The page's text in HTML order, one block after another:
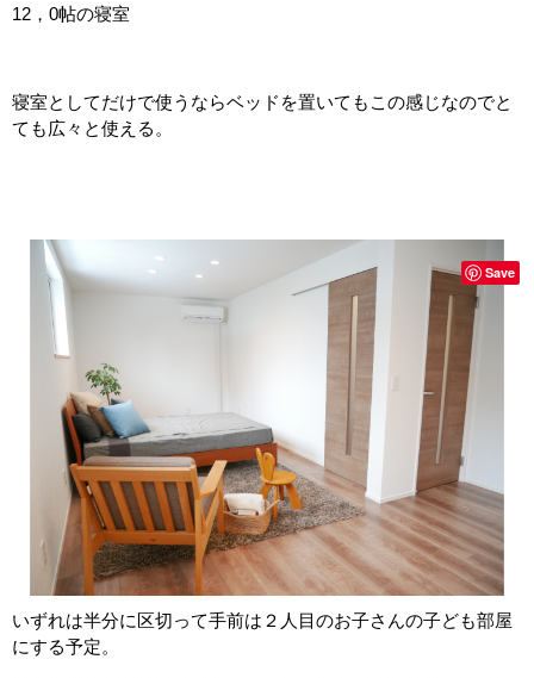
12，0帖の寝室
寝室としてだけで使うならベッドを置いてもこの感じなのでと
ても広々と使える。
いずれは半分に区切って手前は２人目のお子さんの子ども部屋
にする予定。
Save